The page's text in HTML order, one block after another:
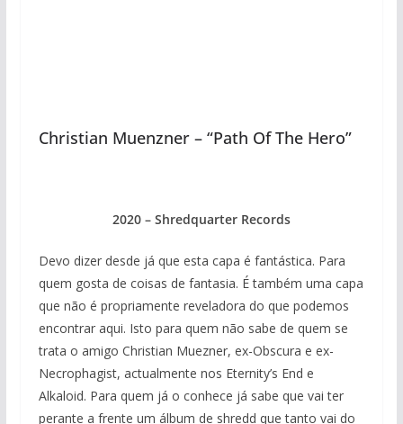
Christian Muenzner – “Path Of The Hero”
2020 – Shredquarter Records
Devo dizer desde já que esta capa é fantástica. Para
quem gosta de coisas de fantasia. É também uma capa
que não é propriamente reveladora do que podemos
encontrar aqui. Isto para quem não sabe de quem se
trata o amigo Christian Muezner, ex-Obscura e ex-
Necrophagist, actualmente nos Eternity’s End e
Alkaloid. Para quem já o conhece já sabe que vai ter
perante a frente um álbum de shredd que tanto vai do